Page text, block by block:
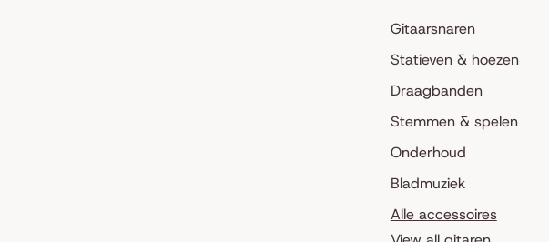
Gitaarsnaren
Statieven & hoezen
Draagbanden
Stemmen & spelen
Onderhoud
Bladmuziek
Alle accessoires